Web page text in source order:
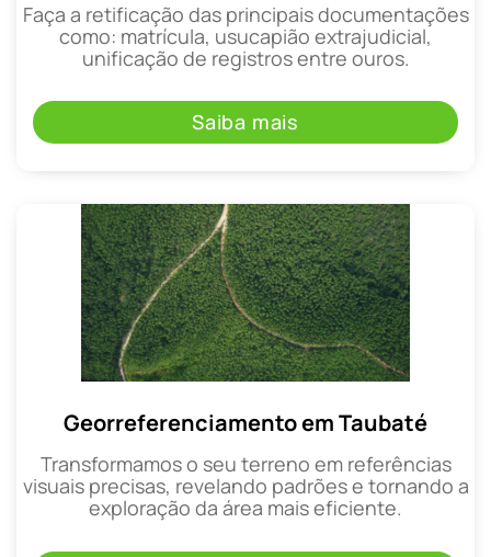
Faça a retificação das principais documentações
como: matrícula, usucapião extrajudicial,
unificação de registros entre ouros.
Saiba mais
Georreferenciamento em Taubaté
Transformamos o seu terreno em referências
visuais precisas, revelando padrões e tornando a
exploração da área mais eficiente.